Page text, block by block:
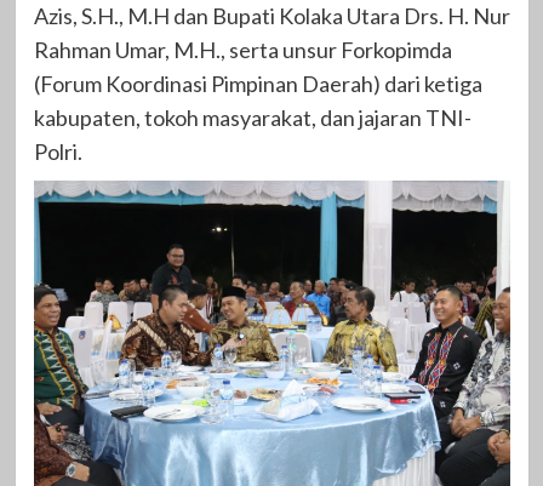
Azis, S.H., M.H dan Bupati Kolaka Utara Drs. H. Nur
Rahman Umar, M.H., serta unsur Forkopimda
(Forum Koordinasi Pimpinan Daerah) dari ketiga
kabupaten, tokoh masyarakat, dan jajaran TNI-
Polri.